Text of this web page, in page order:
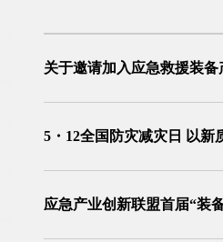
关于邀请加入应急救援装
5・12全国防灾减灾日 以
应急产业创新联盟首届“装